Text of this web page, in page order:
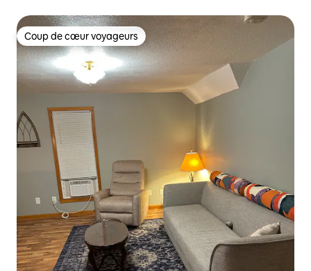
Coup de cœur voyageurs
Coup de cœur voyageurs